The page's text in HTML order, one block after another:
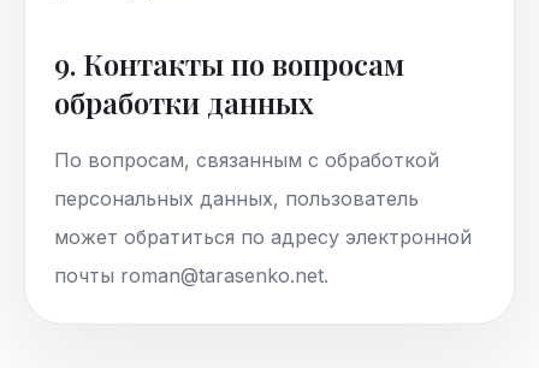
9. Контакты по вопросам
обработки данных
По вопросам, связанным с обработкой
персональных данных, пользователь
может обратиться по адресу электронной
почты roman@tarasenko.net.